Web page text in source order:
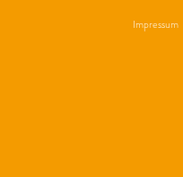
Impressum